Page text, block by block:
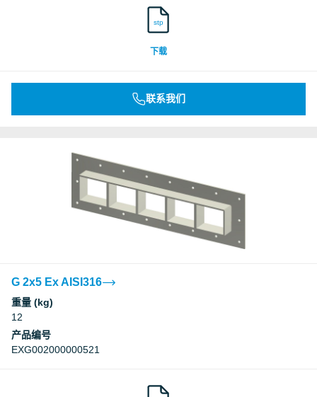
stp
下载
联系我们
G 2x5 Ex AISI316
重量 (kg)
12
产品编号
EXG002000000521